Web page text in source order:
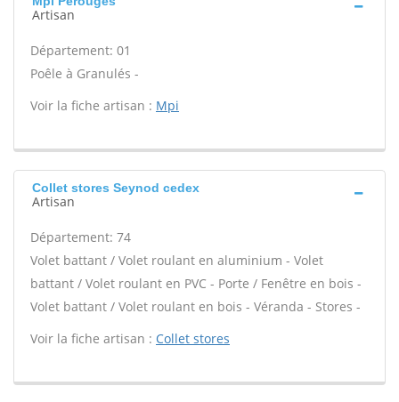
Artisan
Département: 01
Poêle à Granulés -
Voir la fiche artisan : Mpi
Collet stores Seynod cedex
Artisan
Département: 74
Volet battant / Volet roulant en aluminium - Volet
battant / Volet roulant en PVC - Porte / Fenêtre en bois -
Volet battant / Volet roulant en bois - Véranda - Stores -
Voir la fiche artisan : Collet stores